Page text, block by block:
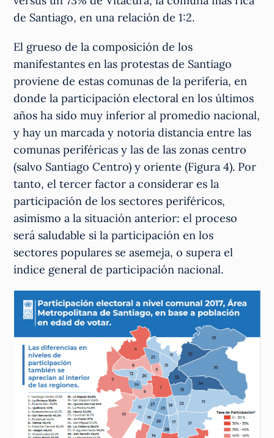
de Santiago, en una relación de 1:2.
El grueso de la composición de los
manifestantes en las protestas de Santiago
proviene de estas comunas de la periferia, en
donde la participación electoral en los últimos
años ha sido muy inferior al promedio nacional,
y hay un marcada y notoria distancia entre las
comunas periféricas y las de las zonas centro
(salvo Santiago Centro) y oriente (Figura 4). Por
tanto, el tercer factor a considerar es la
participación de los sectores periféricos,
asimismo a la situación anterior: el proceso
será saludable si la participación en los
sectores populares se asemeja, o supera el
índice general de participación nacional.